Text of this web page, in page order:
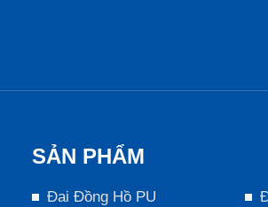
SẢN PHẨM
Đai Đồng Hồ PU